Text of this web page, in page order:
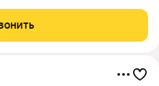
остановки, магазины,